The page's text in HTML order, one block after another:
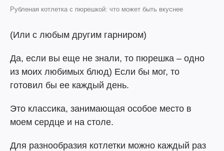
Рубленая котлетка с пюрешкой: что может быть вкуснее
(Или с любым другим гарниром)
Да, если вы еще не знали, то пюрешка – одно
из моих любимых блюд) Если бы мог, то
готовил бы ее каждый день.
Это классика, занимающая особое место в
моем сердце и на столе.
Для разнообразия котлетки можно каждый раз